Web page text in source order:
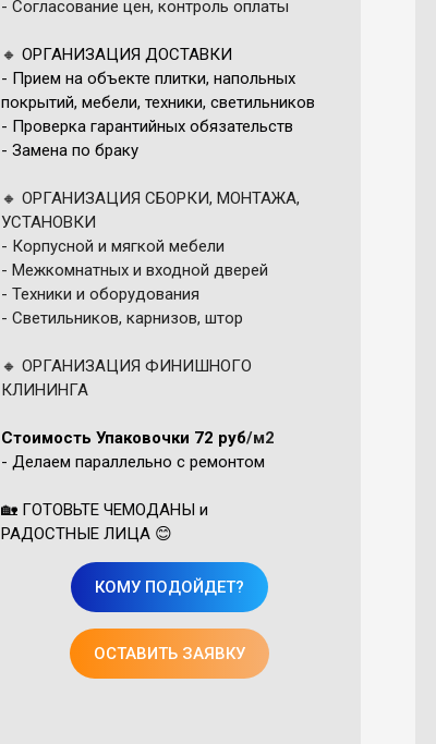
- Согласование цен, контроль оплаты
🔸 ОРГАНИЗАЦИЯ ДОСТАВКИ
- Прием на объекте плитки, напольных
покрытий, мебели, техники, светильников
- Проверка гарантийных обязательств
- Замена по браку
🔸 ОРГАНИЗАЦИЯ СБОРКИ, МОНТАЖА,
УСТАНОВКИ
- Корпусной и мягкой мебели
- Межкомнатных и входной дверей
- Техники и оборудования
- Светильников, карнизов, штор
🔸 ОРГАНИЗАЦИЯ ФИНИШНОГО
КЛИНИНГА
Стоимость Упаковочки 72 руб/м2
- Делаем параллельно с ремонтом
🏡 ГОТОВЬТЕ ЧЕМОДАНЫ и
РАДОСТНЫЕ ЛИЦА 😊
КОМУ ПОДОЙДЕТ?
ОСТАВИТЬ ЗАЯВКУ